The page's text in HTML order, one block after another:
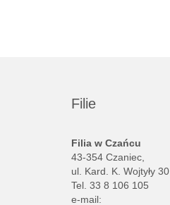
Filie
Filia w Czańcu
43-354 Czaniec,
ul. Kard. K. Wojtyły 30
Tel. 33 8 106 105
e-mail: